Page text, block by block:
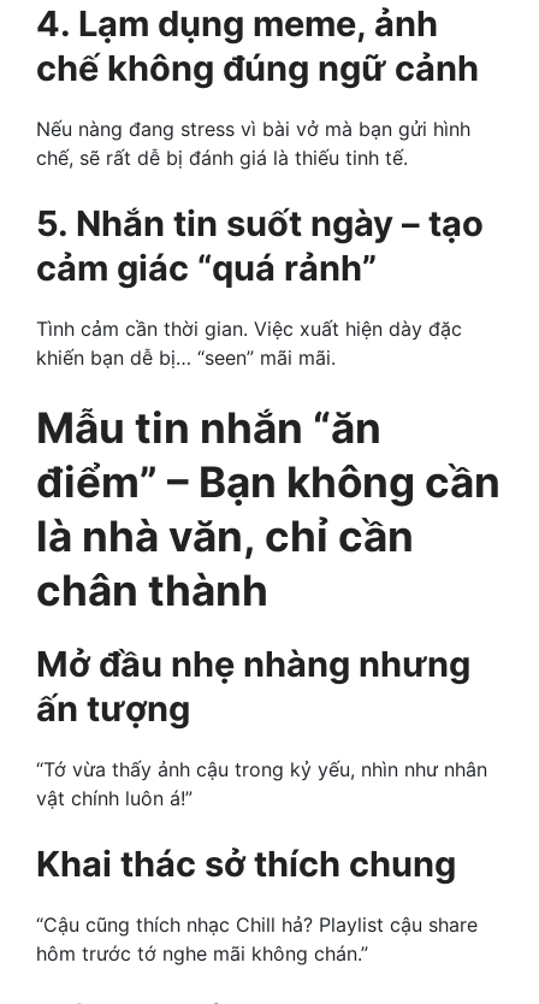
4. Lạm dụng meme, ảnh
chế không đúng ngữ cảnh
Nếu nàng đang stress vì bài vở mà bạn gửi hình
chế, sẽ rất dễ bị đánh giá là thiếu tinh tế.
5. Nhắn tin suốt ngày – tạo
cảm giác “quá rảnh”
Tình cảm cần thời gian. Việc xuất hiện dày đặc
khiến bạn dễ bị… “seen” mãi mãi.
Mẫu tin nhắn “ăn
điểm” – Bạn không cần
là nhà văn, chỉ cần
chân thành
Mở đầu nhẹ nhàng nhưng
ấn tượng
“Tớ vừa thấy ảnh cậu trong kỷ yếu, nhìn như nhân
vật chính luôn á!”
Khai thác sở thích chung
“Cậu cũng thích nhạc Chill hả? Playlist cậu share
hôm trước tớ nghe mãi không chán.”